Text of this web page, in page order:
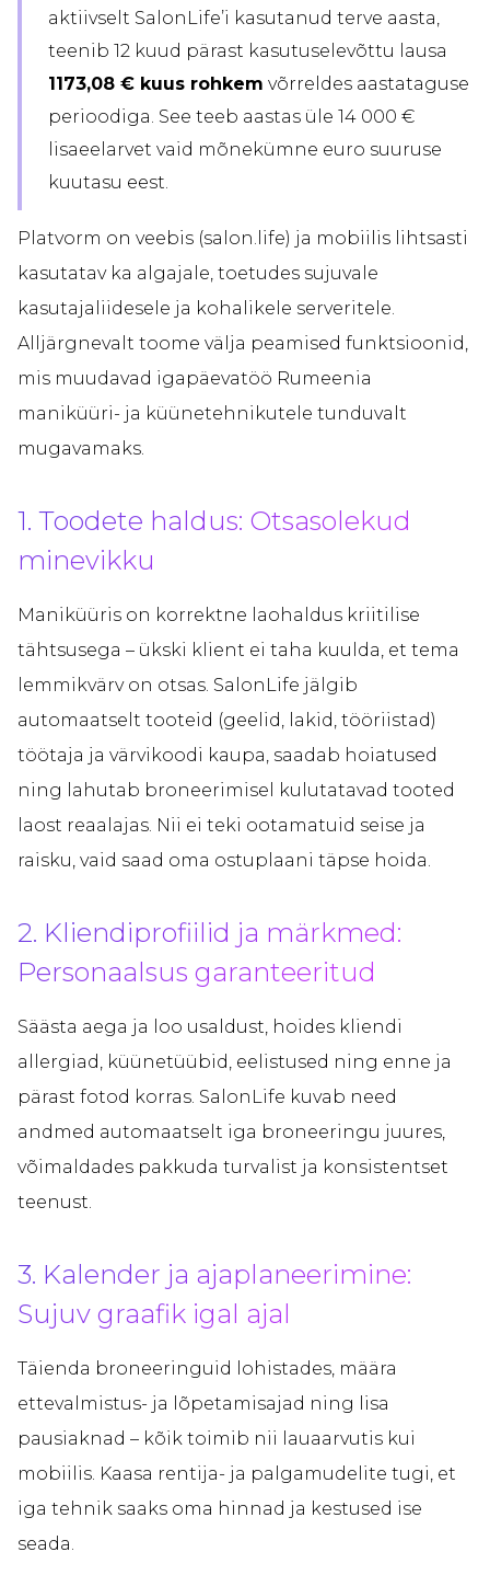
aktiivselt SalonLife’i kasutanud terve aasta,
teenib 12 kuud pärast kasutuselevõttu lausa
1173,08 € kuus rohkem võrreldes aastataguse
perioodiga. See teeb aastas üle 14 000 €
lisaeelarvet vaid mõnekümne euro suuruse
kuutasu eest.
Platvorm on veebis (salon.life) ja mobiilis lihtsasti
kasutatav ka algajale, toetudes sujuvale
kasutajaliidesele ja kohalikele serveritele.
Alljärgnevalt toome välja peamised funktsioonid,
mis muudavad igapäevatöö Rumeenia
maniküüri- ja küünetehnikutele tunduvalt
mugavamaks.
1. Toodete haldus: Otsasolekud
minevikku
Maniküüris on korrektne laohaldus kriitilise
tähtsusega – ükski klient ei taha kuulda, et tema
lemmikvärv on otsas. SalonLife jälgib
automaatselt tooteid (geelid, lakid, tööriistad)
töötaja ja värvikoodi kaupa, saadab hoiatused
ning lahutab broneerimisel kulutatavad tooted
laost reaalajas. Nii ei teki ootamatuid seise ja
raisku, vaid saad oma ostuplaani täpse hoida.
2. Kliendiprofiilid ja märkmed:
Personaalsus garanteeritud
Säästa aega ja loo usaldust, hoides kliendi
allergiad, küünetüübid, eelistused ning enne ja
pärast fotod korras. SalonLife kuvab need
andmed automaatselt iga broneeringu juures,
võimaldades pakkuda turvalist ja konsistentset
teenust.
3. Kalender ja ajaplaneerimine:
Sujuv graafik igal ajal
Täienda broneeringuid lohistades, määra
ettevalmistus- ja lõpetamisajad ning lisa
pausiaknad – kõik toimib nii lauaarvutis kui
mobiilis. Kaasa rentija- ja palgamudelite tugi, et
iga tehnik saaks oma hinnad ja kestused ise
seada.